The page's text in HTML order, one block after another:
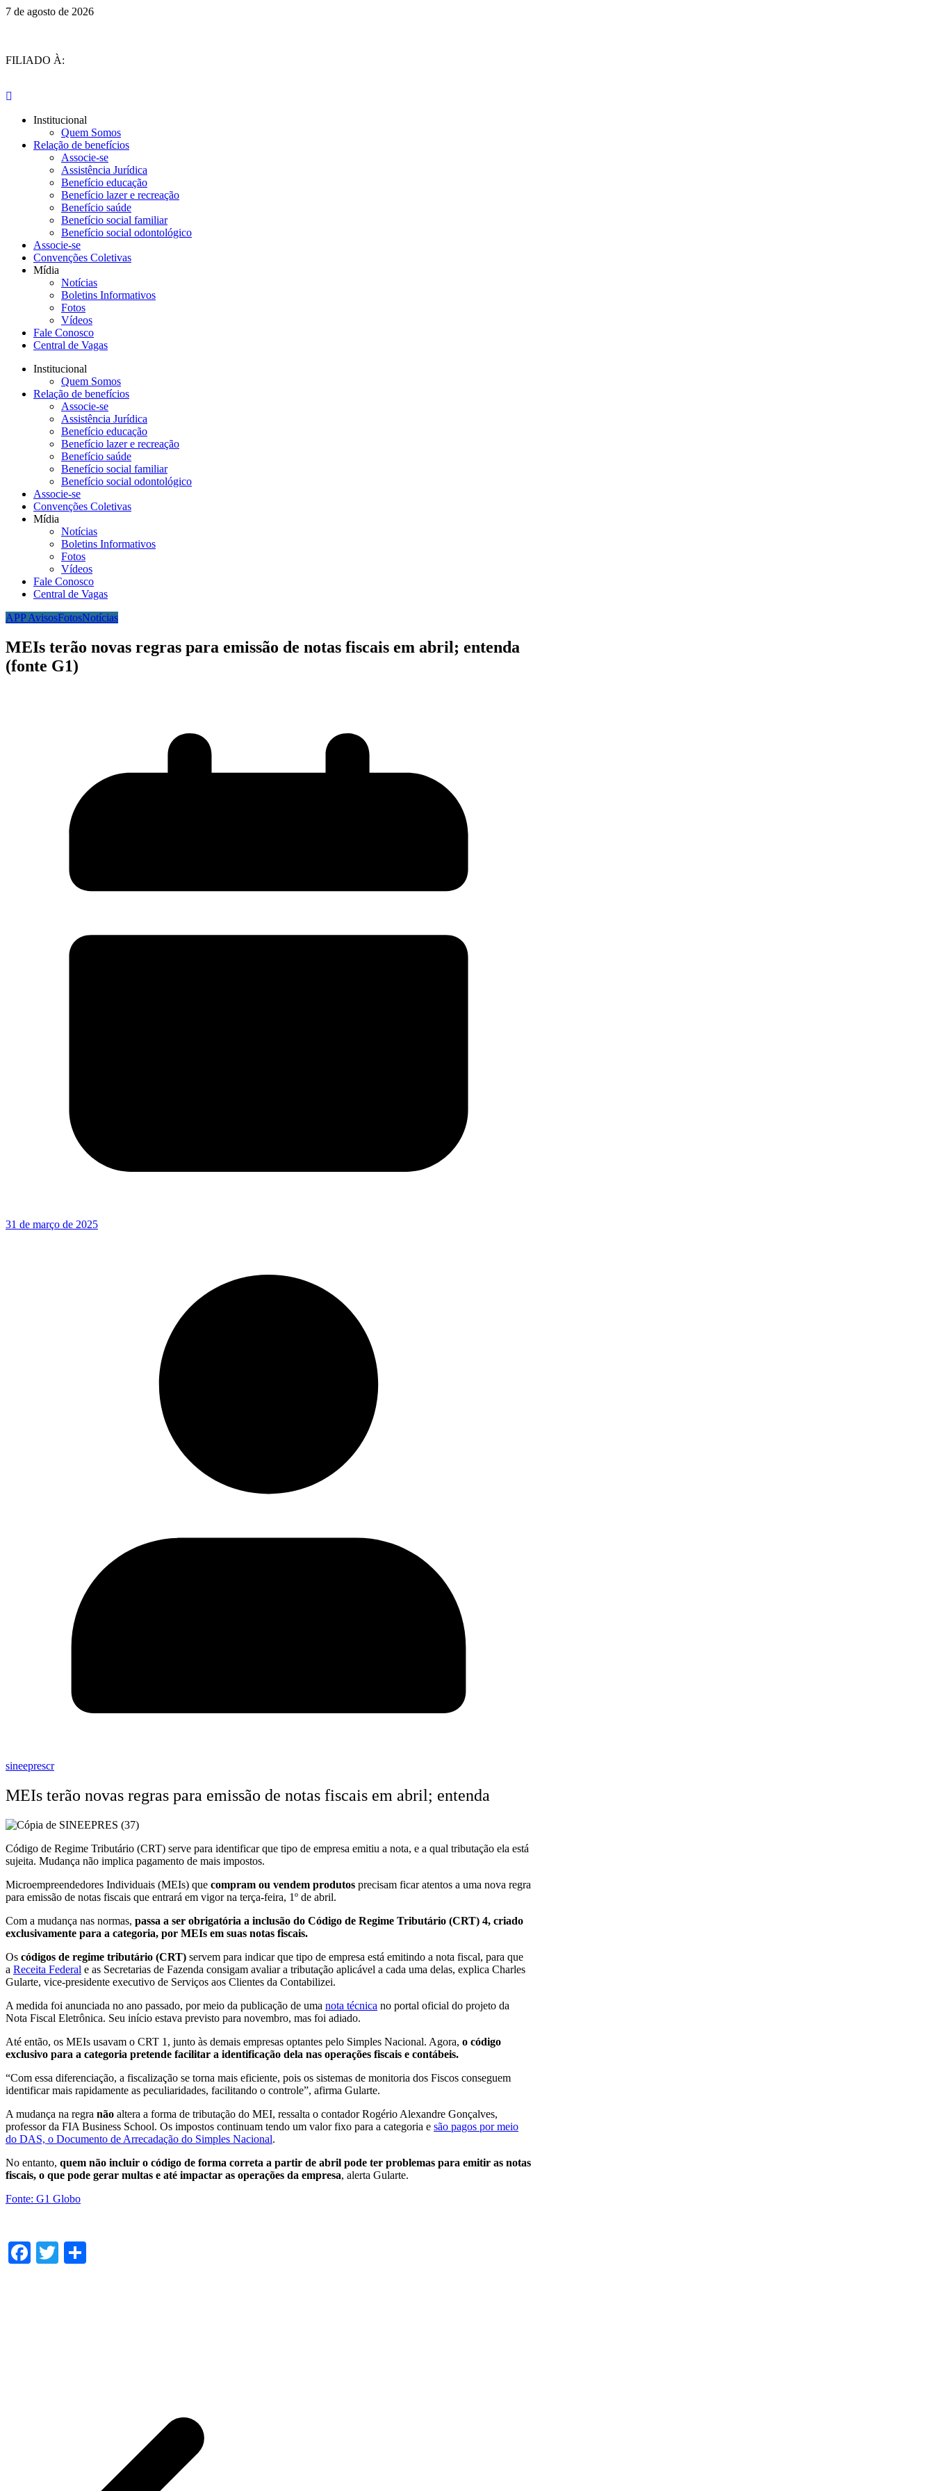
7 de agosto de 2026
FILIADO À:
Institucional
Quem Somos
Relação de benefícios
Associe-se
Assistência Jurídica
Benefício educação
Benefício lazer e recreação
Benefício saúde
Benefício social familiar
Benefício social odontológico
Associe-se
Convenções Coletivas
Mídia
Notícias
Boletins Informativos
Fotos
Vídeos
Fale Conosco
Central de Vagas
Institucional
Quem Somos
Relação de benefícios
Associe-se
Assistência Jurídica
Benefício educação
Benefício lazer e recreação
Benefício saúde
Benefício social familiar
Benefício social odontológico
Associe-se
Convenções Coletivas
Mídia
Notícias
Boletins Informativos
Fotos
Vídeos
Fale Conosco
Central de Vagas
APP AvisosFotosNotícias
MEIs terão novas regras para emissão de notas fiscais em abril; entenda
(fonte G1)
31 de março de 2025
sineeprescr
MEIs terão novas regras para emissão de notas fiscais em abril; entenda
Código de Regime Tributário (CRT) serve para identificar que tipo de empresa emitiu a nota, e a qual tributação ela está
sujeita. Mudança não implica pagamento de mais impostos.
Microempreendedores Individuais (MEIs) que compram ou vendem produtos precisam ficar atentos a uma nova regra
para emissão de notas fiscais que entrará em vigor na terça-feira, 1º de abril.
Com a mudança nas normas, passa a ser obrigatória a inclusão do Código de Regime Tributário (CRT) 4, criado
exclusivamente para a categoria, por MEIs em suas notas fiscais.
Os códigos de regime tributário (CRT) servem para indicar que tipo de empresa está emitindo a nota fiscal, para que
a Receita Federal e as Secretarias de Fazenda consigam avaliar a tributação aplicável a cada uma delas, explica Charles
Gularte, vice-presidente executivo de Serviços aos Clientes da Contabilizei.
A medida foi anunciada no ano passado, por meio da publicação de uma nota técnica no portal oficial do projeto da
Nota Fiscal Eletrônica. Seu início estava previsto para novembro, mas foi adiado.
Até então, os MEIs usavam o CRT 1, junto às demais empresas optantes pelo Simples Nacional. Agora, o código
exclusivo para a categoria pretende facilitar a identificação dela nas operações fiscais e contábeis.
“Com essa diferenciação, a fiscalização se torna mais eficiente, pois os sistemas de monitoria dos Fiscos conseguem
identificar mais rapidamente as peculiaridades, facilitando o controle”, afirma Gularte.
A mudança na regra não altera a forma de tributação do MEI, ressalta o contador Rogério Alexandre Gonçalves,
professor da FIA Business School. Os impostos continuam tendo um valor fixo para a categoria e são pagos por meio
do DAS, o Documento de Arrecadação do Simples Nacional.
No entanto, quem não incluir o código de forma correta a partir de abril pode ter problemas para emitir as notas
fiscais, o que pode gerar multas e até impactar as operações da empresa, alerta Gularte.
Fonte: G1 Globo
Facebook
Twitter